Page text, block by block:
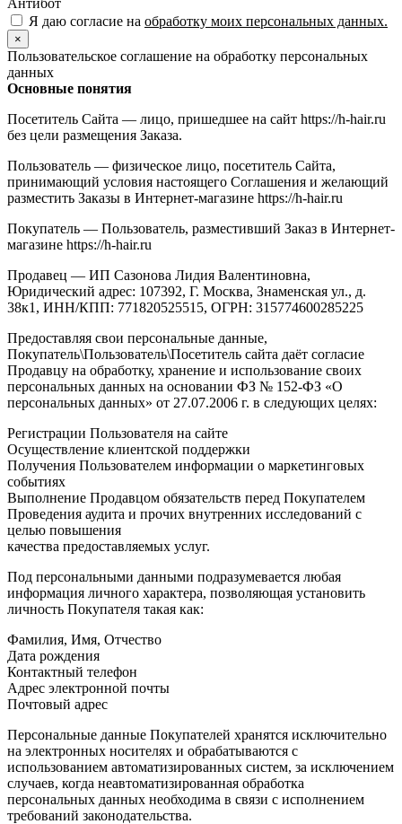
Антибот
Я даю согласие на обработку моих персональных данных.
×
Пользовательское соглашение на обработку персональных
данных
Основные понятия
Посетитель Сайта — лицо, пришедшее на сайт https://h-hair.ru
без цели размещения Заказа.
Пользователь — физическое лицо, посетитель Сайта,
принимающий условия настоящего Соглашения и желающий
разместить Заказы в Интернет-магазине https://h-hair.ru
Покупатель — Пользователь, разместивший Заказ в Интернет-
магазине https://h-hair.ru
Продавец — ИП Сазонова Лидия Валентиновна,
Юридический адрес: 107392, Г. Москва, Знаменская ул., д.
38к1, ИНН/КПП: 771820525515, ОГРН: 315774600285225
Предоставляя свои персональные данные,
Покупатель\Пользователь\Посетитель сайта даёт согласие
Продавцу на обработку, хранение и использование своих
персональных данных на основании ФЗ № 152-ФЗ «О
персональных данных» от 27.07.2006 г. в следующих целях:
Регистрации Пользователя на сайте
Осуществление клиентской поддержки
Получения Пользователем информации о маркетинговых
событиях
Выполнение Продавцом обязательств перед Покупателем
Проведения аудита и прочих внутренних исследований с
целью повышения
качества предоставляемых услуг.
Под персональными данными подразумевается любая
информация личного характера, позволяющая установить
личность Покупателя такая как:
Фамилия, Имя, Отчество
Дата рождения
Контактный телефон
Адрес электронной почты
Почтовый адрес
Персональные данные Покупателей хранятся исключительно
на электронных носителях и обрабатываются с
использованием автоматизированных систем, за исключением
случаев, когда неавтоматизированная обработка
персональных данных необходима в связи с исполнением
требований законодательства.